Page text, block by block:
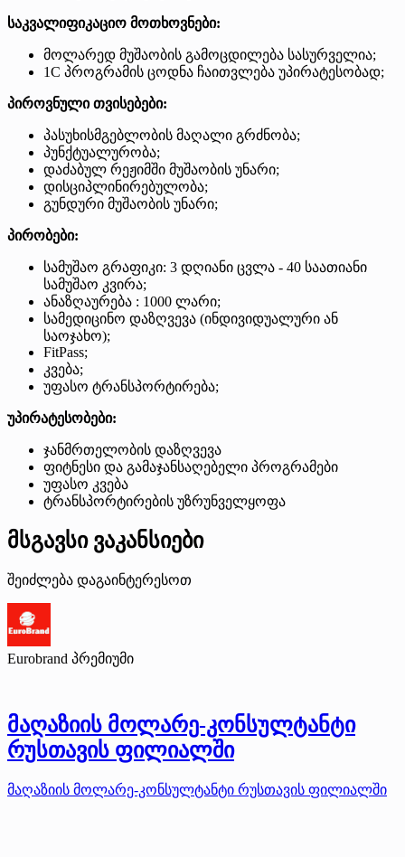
საკვალიფიკაციო მოთხოვნები:
მოლარედ მუშაობის გამოცდილება სასურველია;
1C პროგრამის ცოდნა ჩაითვლება უპირატესობად;
პიროვნული თვისებები:
პასუხისმგებლობის მაღალი გრძნობა;
პუნქტუალურობა;
დაძაბულ რეჟიმში მუშაობის უნარი;
დისციპლინირებულობა;
გუნდური მუშაობის უნარი;
პირობები:
სამუშაო გრაფიკი: 3 დღიანი ცვლა - 40 საათიანი
სამუშაო კვირა;
ანაზღაურება : 1000 ლარი;
სამედიცინო დაზღვევა (ინდივიდუალური ან
საოჯახო);
FitPass;
კვება;
უფასო ტრანსპორტირება;
უპირატესობები:
ჯანმრთელობის დაზღვევა
ფიტნესი და გამაჯანსაღებელი პროგრამები
უფასო კვება
ტრანსპორტირების უზრუნველყოფა
მსგავსი ვაკანსიები
შეიძლება დაგაინტერესოთ
Eurobrand პრემიუმი
მაღაზიის მოლარე-კონსულტანტი
რუსთავის ფილიალში
მაღაზიის მოლარე-კონსულტანტი რუსთავის ფილიალში